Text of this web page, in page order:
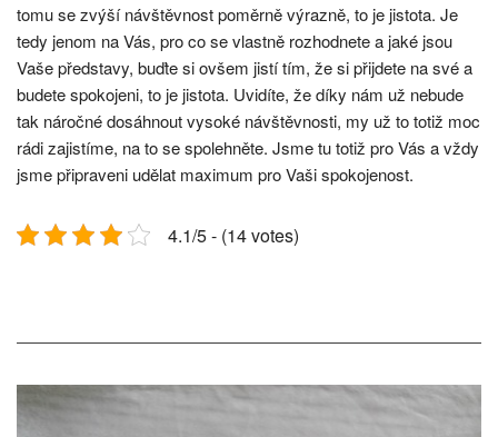
tomu se zvýší návštěvnost poměrně výrazně, to je jistota. Je
tedy jenom na Vás, pro co se vlastně rozhodnete a jaké jsou
Vaše představy, buďte si ovšem jistí tím, že si přijdete na své a
budete spokojeni, to je jistota. Uvidíte, že díky nám už nebude
tak náročné dosáhnout vysoké návštěvnosti, my už to totiž moc
rádi zajistíme, na to se spolehněte. Jsme tu totiž pro Vás a vždy
jsme připraveni udělat maximum pro Vaši spokojenost.
4.1/5 - (14 votes)